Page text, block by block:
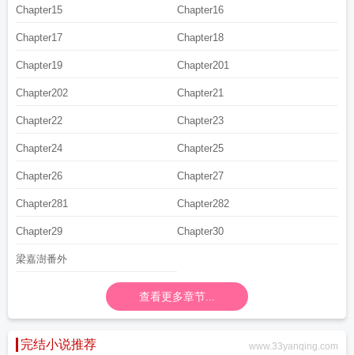
Chapter15 Chapter16
Chapter17 Chapter18
Chapter19 Chapter201
Chapter202 Chapter21
Chapter22 Chapter23
Chapter24 Chapter25
Chapter26 Chapter27
Chapter281 Chapter282
Chapter29 Chapter30
梁嘉澍番外
查看更多章节...
完结小说推荐 www.33yanqing.com